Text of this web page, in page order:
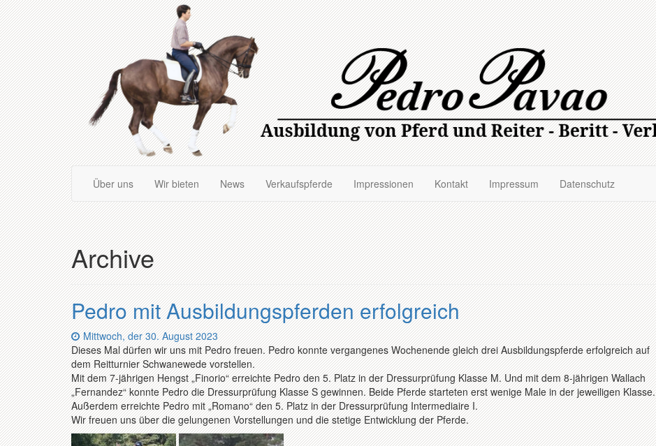
Zum
Hauptinhalt
springen
Über uns Wir bieten News Verkaufspferde Impressionen Kontakt Impressum Datenschutz
Archive
Pedro mit Ausbildungspferden erfolgreich
Datum:
Mittwoch, der 30. August 2023
Dieses Mal dürfen wir uns mit Pedro freuen. Pedro konnte vergangenes Wochenende gleich drei Ausbildungspferde erfolgreich auf
dem Reitturnier Schwanewede vorstellen.
Mit dem 7-jährigen Hengst „Finorio“ erreichte Pedro den 5. Platz in der Dressurprüfung Klasse M. Und mit dem 8-jährigen Wallach
„Fernandez“ konnte Pedro die Dressurprüfung Klasse S gewinnen. Beide Pferde starteten erst wenige Male in der jeweiligen Klasse.
Außerdem erreichte Pedro mit „Romano“ den 5. Platz in der Dressurprüfung Intermediaire I.
Wir freuen uns über die gelungenen Vorstellungen und die stetige Entwicklung der Pferde.